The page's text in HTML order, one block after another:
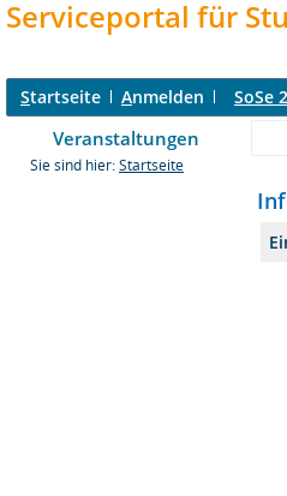
Serviceportal für
Startseite Anmelden SoSe
Veranstaltungen
Sie sind hier: Startseite